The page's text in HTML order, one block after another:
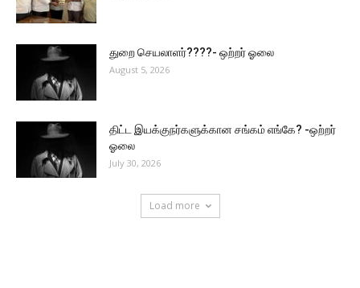
துறை செயலாளர்????- ஒற்றர் ஓலை
August 5, 2026
திட்ட இயக்குநர்களுக்கான சங்கம் எங்கே? -ஒற்றர்
ஓலை
July 30, 2026
Load more